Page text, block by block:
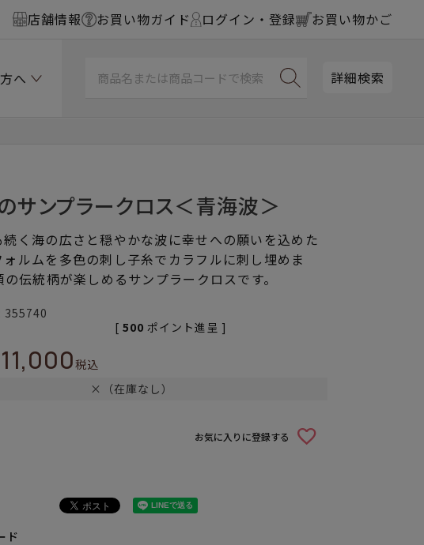
店舗情報 お買い物ガイド ログイン・登録 お買い物かご
へ 詳細検索
サンプラークロス＜青海波＞
続く海の広さと穏やかな波に幸せへの願いを込めた
ルムを多色の刺し子糸でカラフルに刺し埋めま
伝統柄が楽しめるサンプラークロスです。
355740
11,000税込
[ 500 ポイント進呈 ]
×（在庫なし）
お気に入りに登録する
ド